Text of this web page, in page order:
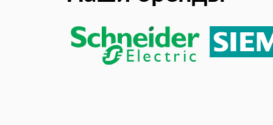
RoHS:
Supply Voltage: